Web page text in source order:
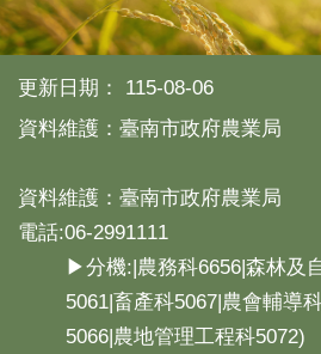
更新日期：
115-08-06
資料維護：臺南市政府農業局
資料維護：臺南市政府農業局
電話:06-2991111
▶分機:|農務科6656|森林及
5061|畜產科5067|農會輔導
5066|農地管理工程科5072)